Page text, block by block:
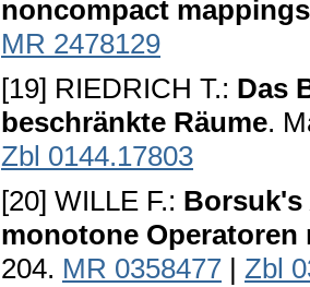
noncompact mappings
MR 2478129
[19] RIEDRICH T.: Das
beschränkte Räume.
Zbl 0144.17803
[20] WILLE F.: Borsuk's
monotone
204. MR 0358477 | Zbl